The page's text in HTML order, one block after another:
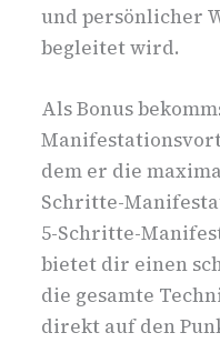
und persönlicher
begleitet wird.
Als Bonus
dem er die
Schritte-
5-Schritte-
bietet dir einen
die gesamte
direkt auf den